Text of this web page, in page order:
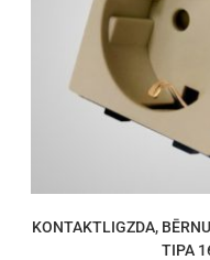
KONTAKTLIGZDA,
TIPA